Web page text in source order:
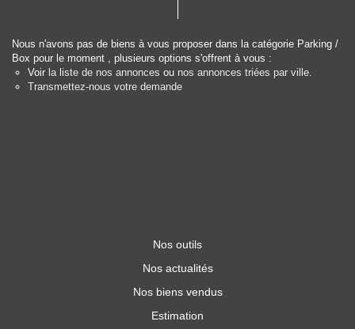
Nous n'avons pas de biens à vous proposer dans la catégorie Parking /
Box pour le moment , plusieurs options s'offrent à vous :
Voir la liste de nos annonces ou nos annonces triées par ville.
Transmettez-nous votre demande
Nos outils
Nos actualités
Nos biens vendus
Estimation